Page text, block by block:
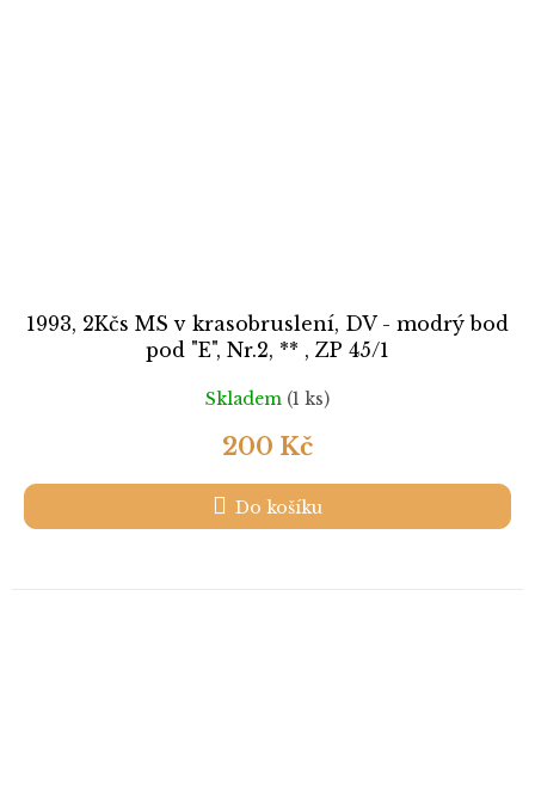
1993, 2Kčs MS v krasobruslení, DV - modrý bod
pod "E", Nr.2, ** , ZP 45/1
Skladem (1 ks)
200 Kč
Do košíku